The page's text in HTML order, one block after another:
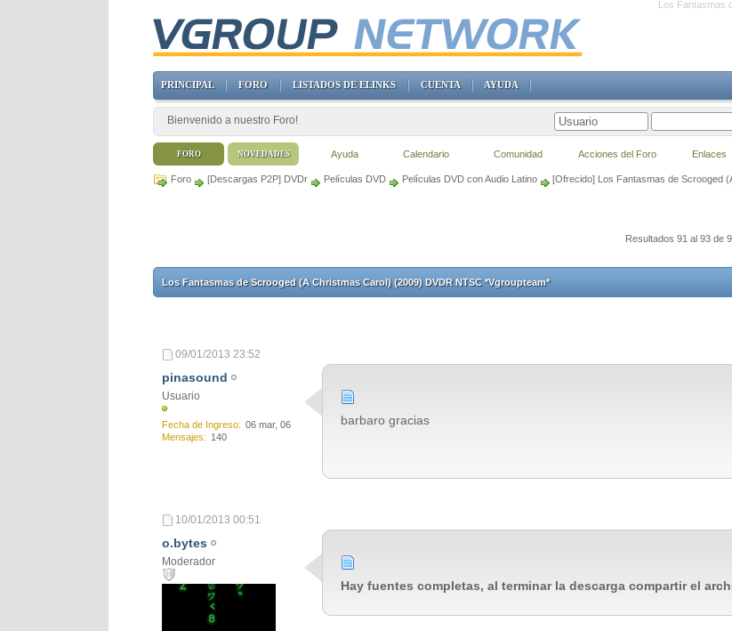
Los Fantasmas
Foro [Descargas P2P] DVDr Películas DVD Películas DVD con Audio Latino [Ofrecido] Los Fantasmas de Scrooged
Resultados 91 al 93 de
Los Fantasmas de Scrooged (A Christmas Carol) (2009) DVDR NTSC *Vgroupteam*
09/01/2013 23:52
pinasound
Usuario
Fecha de Ingreso
06 mar, 06
Mensajes
140
barbaro gracias
10/01/2013 00:51
o.bytes
Moderador
Hay fuentes completas, al terminar la descarga compartir el
PRINCIPAL FORO LISTADOS DE ELINKS CUENTA AYUDA
Bienvenido a nuestro Foro!
FORO Ayuda Calendario Comunidad Acciones del Foro Enlaces
NOVEDADES